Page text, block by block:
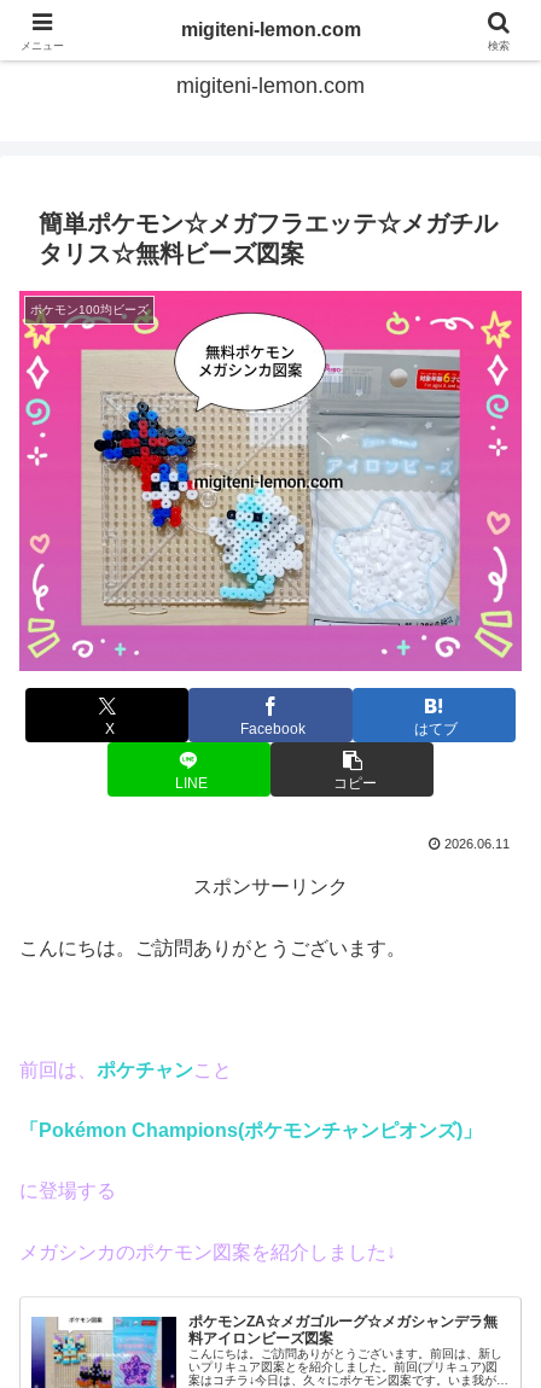
てのひらアイロンビーズ
migiteni-lemon.com
簡単ポケモン☆メガフラエッテ☆メガチル
タリス☆無料ビーズ図案
ポケモン100均ビーズ
X Facebook はてブ
LINE コピー
2026.06.11
スポンサーリンク
こんにちは。ご訪問ありがとうございます。
前回は、 ポケチャンこと
「Pokémon Champions(ポケモンチャンピオンズ)」
に登場する
メガシンカのポケモン図案を紹介しました↓
ポケモンZA☆メガゴルーグ☆メガシャンデラ無
料アイロンビーズ図案
こんにちは。ご訪問ありがとうございます。前回は、新し
いプリキュア図案とを紹介しました。前回(プリキュア)図
案はコチラ↓今日は、久々にポケモン図案です。いま我が家
メニュー
migiteni-lemon.com
検索